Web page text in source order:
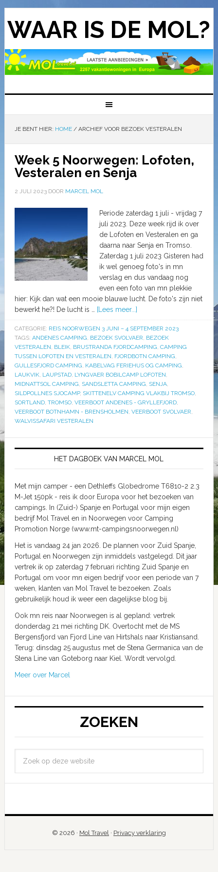
WAAR IS DE MOL?
JE BENT HIER: HOME /ARCHIEF VOOR BEZOEK VESTERALEN
Week 5 Noorwegen: Lofoten,
Vesteralen en Senja
2 JULI 2023DOOR MARCEL MOL
Periode zaterdag 1 juli - vrijdag 7
juli 2023. Deze week rijd ik over
de Lofoten en Vesteralen en ga
daarna naar Senja en Tromso.
Zaterdag 1 juli 2023 Gisteren had
ik wel genoeg foto's in mn
verslag en dus vandaag nog
even een foto van mn plekkie
hier: Kijk dan wat een mooie blauwe lucht. De foto's zijn niet
bewerkt he?! De lucht is …
[Lees meer...]
CATEGORIE: REIS NOORWEGEN 3 JUNI – 4 SEPTEMBER 2023
TAGS: ANDENES CAMPING, BEZOEK SVOLVAER, BEZOEK
VESTERALEN, BLEIK, BRUSTRANDA FJORDCAMPING, CAMPING
TUSSEN LOFOTEN EN VESTERALEN, FJORDBOTN CAMPING,
GULLESFJORD CAMPING, KABELVAG FERIEHUS OG CAMPING,
LAUKVIK, LAUPSTAD, LYNGVAER BOBILCAMP LOFOTEN,
MIDNATTSOL CAMPING, SANDSLETTA CAMPING, SENJA,
SILDPOLLNES SJOCAMP, SKITTENELV CAMPING VLAKBIJ TROMSO,
SORTLAND, TROMSO, VEERBOOT ANDENES - GRYLLEFJORD,
VEERBOOT BOTNHAMN - BRENSHOLMEN, VEERBOOT SVOLVAER,
WALVISSAFARI VESTERALEN
HET DAGBOEK VAN MARCEL MOL
Met mijn camper - een Dethleffs Globedrome T6810-2 2.3
M-Jet 150pk - reis ik door Europa voor het bezoeken van
campings. In (Zuid-) Spanje en Portugal voor mijn eigen
bedrijf Mol Travel en in Noorwegen voor Camping
Promotion Norge (www.mt-campingsnoorwegen.nl)
Het is vandaag 24 jan 2026. De plannen voor Zuid Spanje,
Portugal en Noorwegen zijn inmiddels vastgelegd. Dit jaar
vertrek ik op zaterdag 7 februari richting Zuid Spanje en
Portugal om voor mn eigen bedrijf voor een periode van 7
weken, klanten van Mol Travel te bezoeken. Zoals
gebruikelijk houd ik weer een dagelijkse blog bij.
Ook mn reis naar Noorwegen is al gepland: vertrek
donderdag 21 mei richting DK. Overtocht met de MS
Bergensfjord van Fjord Line van Hirtshals naar Kristiansand.
Terug: dinsdag 25 augustus met de Stena Germanica van de
Stena Line van Goteborg naar Kiel. Wordt vervolgd.
Meer over Marcel
ZOEKEN
© 2026 · Mol Travel · Privacy verklaring